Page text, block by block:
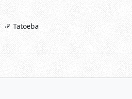
Tatoeba